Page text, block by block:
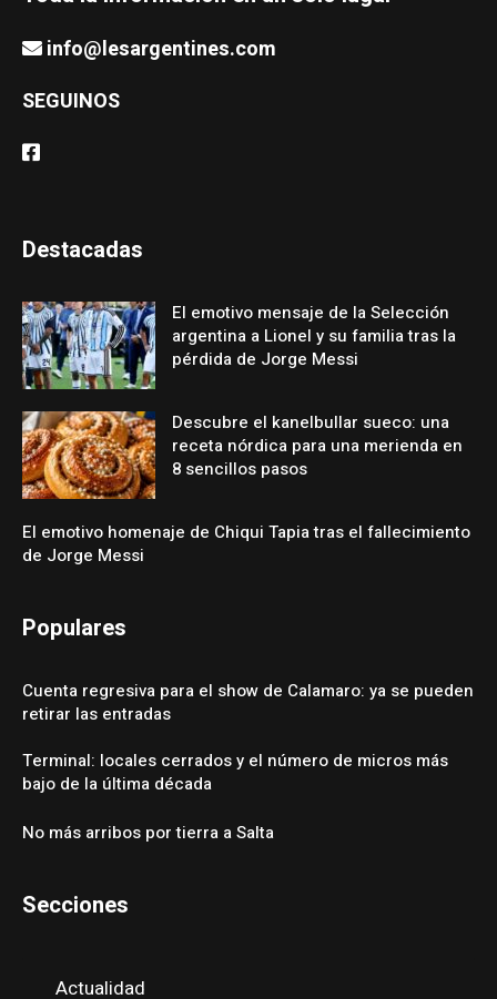
info@lesargentines.com
SEGUINOS
Destacadas
El emotivo mensaje de la Selección
argentina a Lionel y su familia tras la
pérdida de Jorge Messi
Descubre el kanelbullar sueco: una
receta nórdica para una merienda en
8 sencillos pasos
El emotivo homenaje de Chiqui Tapia tras el fallecimiento
de Jorge Messi
Populares
Cuenta regresiva para el show de Calamaro: ya se pueden
retirar las entradas
Terminal: locales cerrados y el número de micros más
bajo de la última década
No más arribos por tierra a Salta
Secciones
Actualidad